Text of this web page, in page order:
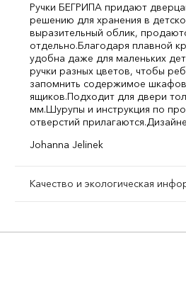
Ручки БЕГРИПА придают
решению для хранения в
выразительный облик,
отдельно.Благодаря плавной
удобна даже для маленьких
ручки разных цветов, чтобы
запомнить содержимое
ящиков.Подходит для двери
мм.Шурупы и инструкция по
отверстий прилагаются.
Johanna Jelinek
Качество и экологическая